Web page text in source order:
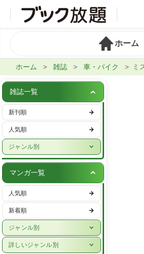
ホーム
ホーム 雑誌 車・バイク ミ
雑誌一覧
新刊順
人気順
ジャンル別
週刊誌
ビジネス・IT・マネー
女性ファッション・美容
女性ライフスタイル・健康
グルメ・レシピ
マンガ一覧
人気順
新着順
ジャンル別
少年漫画
詳しいジャンル別